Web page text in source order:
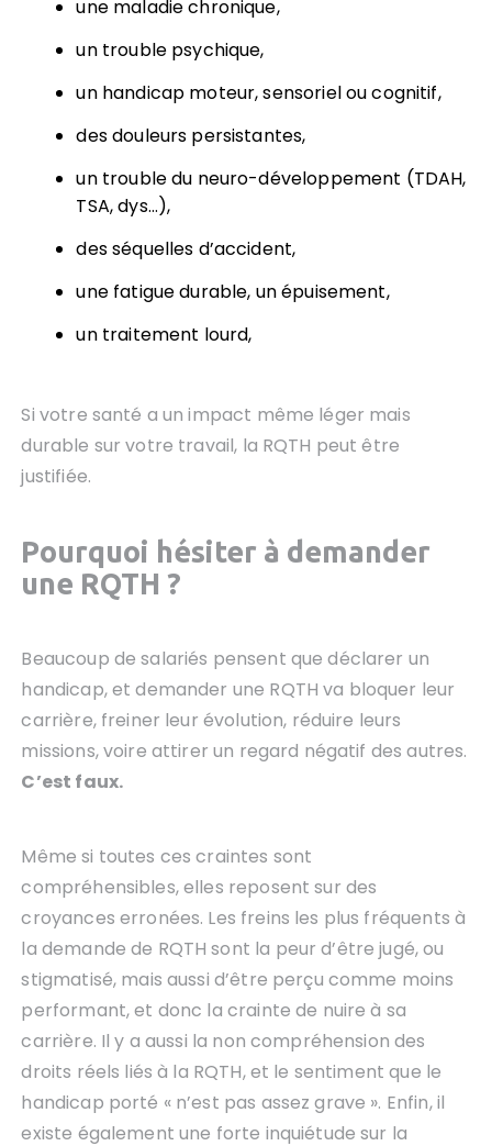
une maladie chronique,
un trouble psychique,
un handicap moteur, sensoriel ou cognitif,
des douleurs persistantes,
un trouble du neuro-développement (TDAH,
TSA, dys…),
des séquelles d’accident,
une fatigue durable, un épuisement,
un traitement lourd,
Si votre santé a un impact même léger mais
durable sur votre travail, la RQTH peut être
justifiée.
Pourquoi hésiter à demander
une RQTH ?
Beaucoup de salariés pensent que déclarer un
handicap, et demander une RQTH va bloquer leur
carrière, freiner leur évolution, réduire leurs
missions, voire attirer un regard négatif des autres.
C’est faux.
Même si toutes ces craintes sont
compréhensibles, elles reposent sur des
croyances erronées. Les freins les plus fréquents à
la demande de RQTH sont la peur d’être jugé, ou
stigmatisé, mais aussi d’être perçu comme moins
performant, et donc la crainte de nuire à sa
carrière. Il y a aussi la non compréhension des
droits réels liés à la RQTH, et le sentiment que le
handicap porté « n’est pas assez grave ». Enfin, il
existe également une forte inquiétude sur la